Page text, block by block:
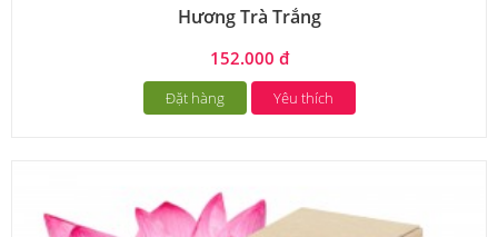
Hương Trà Trắng
152.000 đ
Đặt hàng Yêu thích